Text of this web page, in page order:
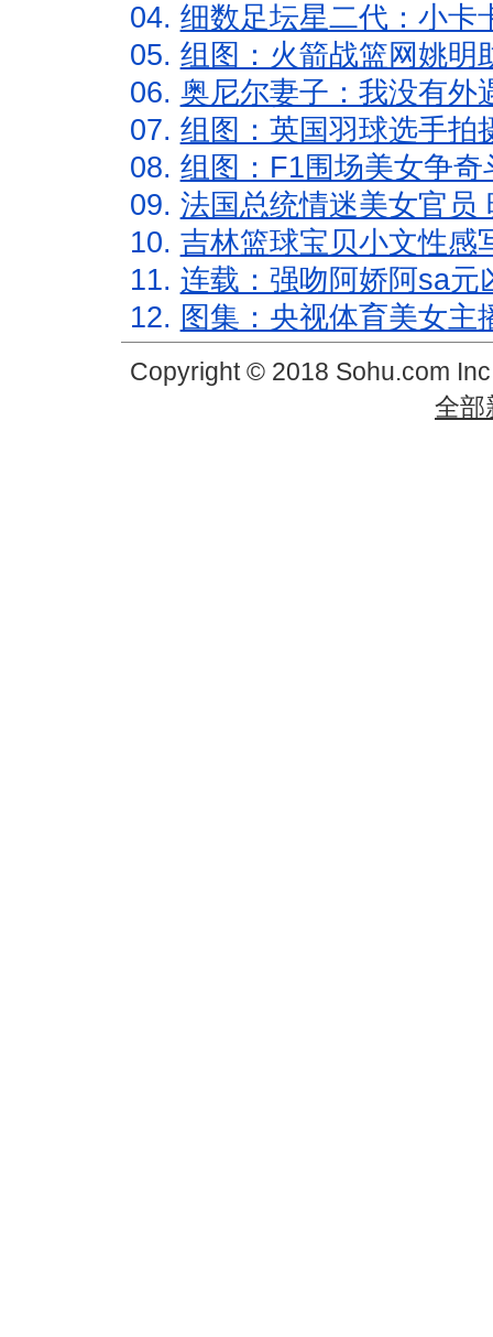
04. 细数足坛星二代：小卡
05. 组图：火箭战篮网姚明
06. 奥尼尔妻子：我没有外
07. 组图：英国羽球选手拍
08. 组图：F1围场美女争
09. 法国总统情迷美女官员
10. 吉林篮球宝贝小文性感
11. 连载：强吻阿娇阿sa元
12. 图集：央视体育美女主
Copyright © 2018 Sohu.com
全部